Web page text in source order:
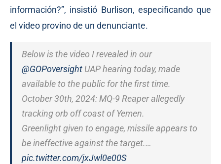
información?”, insistió Burlison, especificando que
el video provino de un denunciante.
Below is the video I revealed in our
@GOPoversight UAP hearing today, made
available to the public for the first time.
October 30th, 2024: MQ-9 Reaper allegedly
tracking orb off coast of Yemen.
Greenlight given to engage, missile appears to
be ineffective against the target.…
pic.twitter.com/jxJwl0e00S